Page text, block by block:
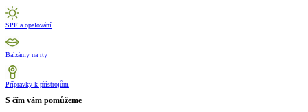
SPF a opalování
Balzámy na rty
Přípravky k přístrojům
S čím vám pomůžeme